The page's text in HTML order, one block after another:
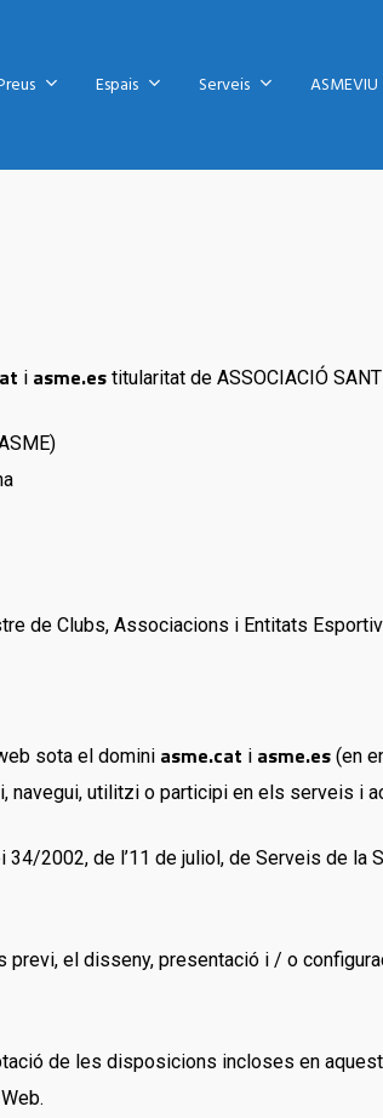
Espais Serveis ASMEVIU
i asme.es titularitat de ASSOCIACIÓ
de Clubs, Associacions i Entitats
sota el domini asme.cat i asme.es (en
navegui, utilitzi o participi en els serveis i
2002, de l’11 de juliol, de Serveis de
previ, el disseny, presentació i / o
de les disposicions incloses en